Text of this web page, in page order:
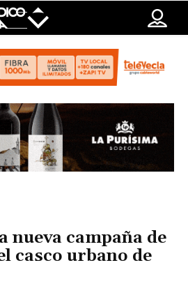
nueva campaña de
casco urbano de